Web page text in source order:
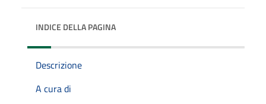
INDICE DELLA PAGINA
Descrizione
A cura di